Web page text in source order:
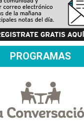
PROGRAMAS